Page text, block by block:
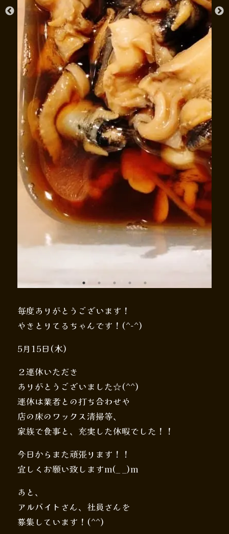
毎度ありがとうございます！
やきとりてるちゃんです！(^-^)
5月15日(木)
２連休いただき
ありがとうございました☆(^^)
連休は業者との打ち合わせや
店の床のワックス清掃等、
家族で食事と、充実した休暇でした！！
今日からまた頑張ります！！
宜しくお願い致しますm(_ _)m
あと、
アルバイトさん、社員さんを
募集しています！(^^)